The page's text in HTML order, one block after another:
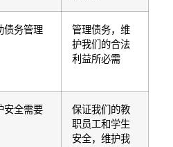
债务管理
管理债务，维
护我们的合法
利益所必需
安全需要
保证我们的教
职员工和学生
安全，维护我